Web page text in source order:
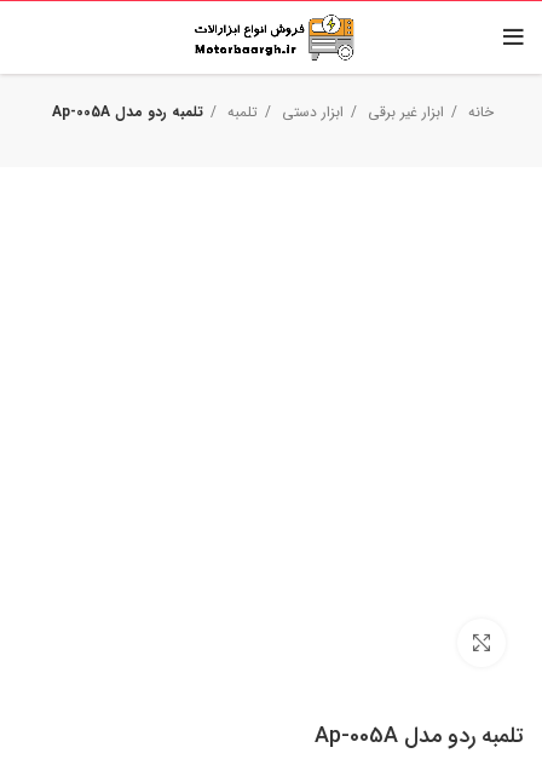
خانه ابزار غیر برقی ابزار دستی تلمبه تلمبه ردو مدل Ap-005A
تلمبه ردو مدل Ap-005A